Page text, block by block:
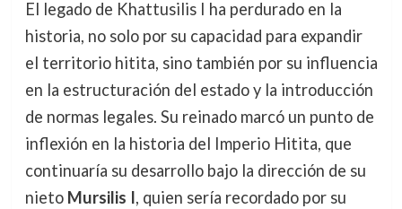
El legado de Khattusilis I ha perdurado en la
historia, no solo por su capacidad para expandir
el territorio hitita, sino también por su influencia
en la estructuración del estado y la introducción
de normas legales. Su reinado marcó un punto de
inflexión en la historia del Imperio Hitita, que
continuaría su desarrollo bajo la dirección de su
nieto Mursilis I, quien sería recordado por su